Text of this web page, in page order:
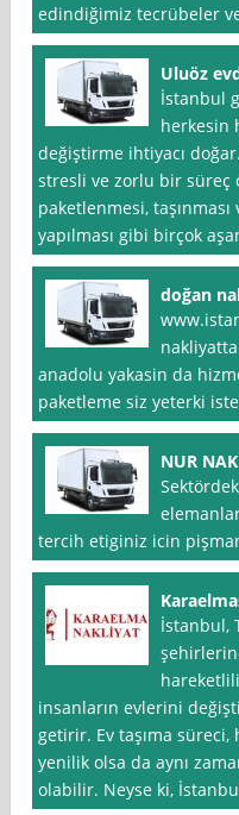
edindiğimiz tecrübeler
Uluöz
İstanbul
herkesin
değiştirme ihtiyacı
stresli ve zorlu bir süreç
paketlenmesi,
yapılması gibi birçok
doğan
anadolu yakasin da
paketleme siz yeterki
NUR
tercih etiginiz icin
İstanbul,
insanların evlerini
getirir. Ev taşıma
yenilik olsa da aynı
olabilir. Neyse ki,